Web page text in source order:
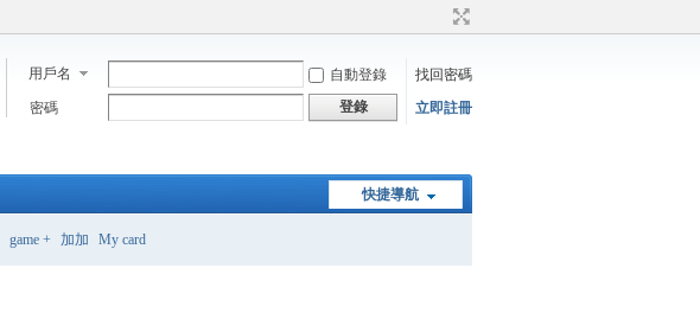
用戶名 自動登錄
找回密碼
密碼
登錄 立即註冊
快捷導航
game + 加加 My card